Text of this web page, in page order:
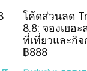
โค้ดส่วนลด
8.8: จองเยอ
ที่เที่ยวและกิ
฿888